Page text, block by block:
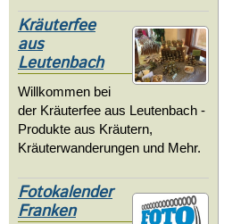
Kräuterfee
aus
Leutenbach
Willkommen bei
der Kräuterfee aus Leutenbach -
Produkte aus Kräutern,
Kräuterwanderungen und Mehr.
Fotokalender
Franken